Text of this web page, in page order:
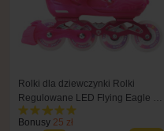
Rolki dla dziewczynki Rolki
Regulowane LED Flying Eagle L8
różowy
Bonusy 25 zł